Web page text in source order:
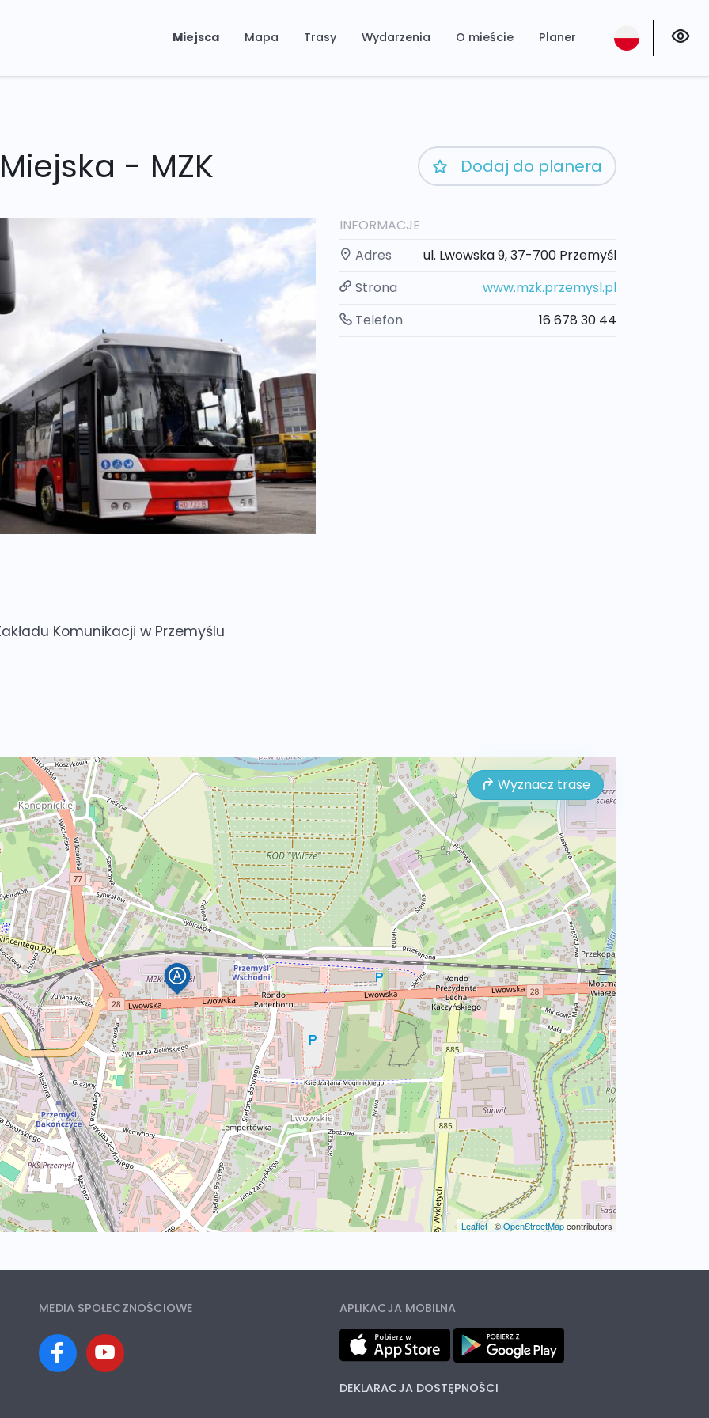
Miejsca Mapa Trasy Wydarzenia O mieście Planer
- MZK Dodaj do planera
Komunikacji w Przemyślu
INFORMACJE
Adres
ul. Lwowska 9, 37-700 Przemyśl
Strona
www.mzk.przemysl.pl
Telefon
16 678 30 44
Wyznacz trasę
Leaflet | ©OpenStreetMapcontributors
MEDIA SPOŁECZNOŚCIOWE APLIKACJA MOBILNA
DEKLARACJA DOSTĘPNOŚCI